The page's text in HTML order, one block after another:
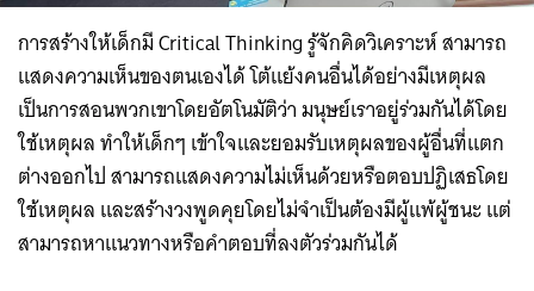
การสร้างให้เด็กมี Critical Thinking รู้จักคิดวิเคราะห์ สามารถ
แสดงความเห็นของตนเองได้ โต้แย้งคนอื่นได้อย่างมีเหตุผล
เป็นการสอนพวกเขาโดยอัตโนมัติว่า มนุษย์เราอยู่ร่วมกันได้โดย
ใช้เหตุผล ทำให้เด็กๆ เข้าใจและยอมรับเหตุผลของผู้อื่นที่แตก
ต่างออกไป สามารถแสดงความไม่เห็นด้วยหรือตอบปฏิเสธโดย
ใช้เหตุผล และสร้างวงพูดคุยโดยไม่จำเป็นต้องมีผู้แพ้ผู้ชนะ แต่
สามารถหาแนวทางหรือคำตอบที่ลงตัวร่วมกันได้